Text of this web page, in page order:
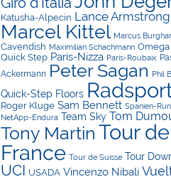
Katusha-Alpecin Lance Armstrong
Marcel Kittel Marcus
Cavendish Maximilian Schachmann
Quick Step Paris-Nizza Paris-Roubaix
Ackermann Peter Sagan Phil
Quick-Step Floors
Roger Kluge Sam Bennett Spanien-
NetApp-Endura Team Sky Tom
Tony Martin Tour de
France Tour de Suisse Tour
UCI USADA Vincenzo Nibali